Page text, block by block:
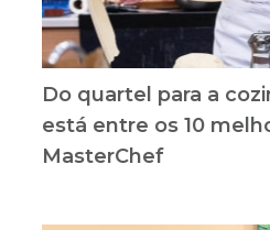
Do quartel para a
está entre os 10
MasterChef